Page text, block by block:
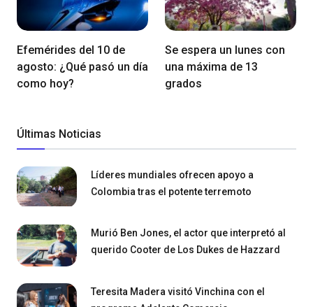
Efemérides del 10 de
agosto: ¿Qué pasó un día
como hoy?
Se espera un lunes con
una máxima de 13
grados
Últimas Noticias
Líderes mundiales ofrecen apoyo a
Colombia tras el potente terremoto
Murió Ben Jones, el actor que interpretó al
querido Cooter de Los Dukes de Hazzard
Teresita Madera visitó Vinchina con el